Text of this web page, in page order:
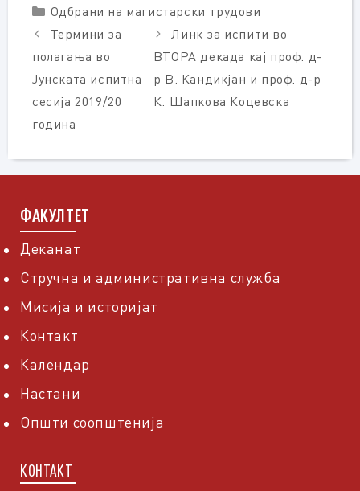
Categories
Одбрани на магистарски трудови
Термини за
полагања во
Јунската испитна
сесија 2019/20
година
Линк за испити во
ВТОРА декада кај проф. д-
р В. Кандикјан и проф. д-р
К. Шапкова Коцевска
ФАКУЛТЕТ
Деканат
Стручна и административна служба
Мисија и историјат
Контакт
Календар
Настани
Општи соопштенија
КОНТАКТ